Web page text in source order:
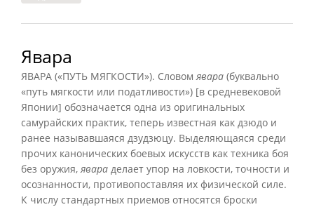
Явара
ЯВАРА («ПУТЬ МЯГКОСТИ»). Словом явара (буквально
«путь мягкости или податливости») [в средневековой
Японии] обозначается одна из оригинальных
самурайских практик, теперь известная как дзюдо и
ранее называвшаяся дзудзюцу. Выделяющаяся среди
прочих канонических боевых искусств как техника боя
без оружия, явара делает упор на ловкости, точности и
осознанности, противопоставляя их физической силе.
К числу стандартных приемов относятся броски